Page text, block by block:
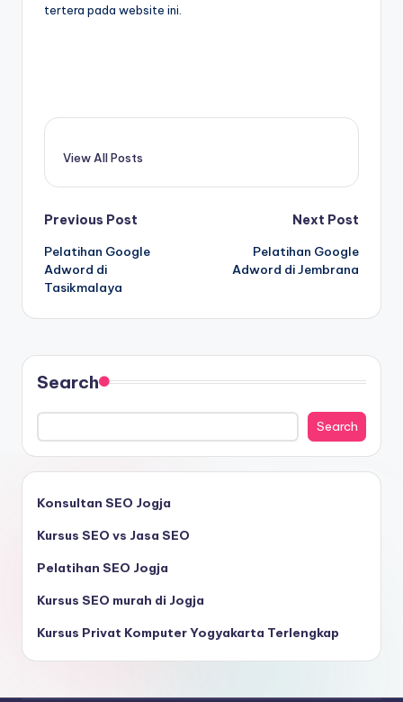
tertera pada website ini.
View All Posts
Previous Post
Pelatihan Google
Adword di
Tasikmalaya
Next Post
Pelatihan Google
Adword di Jembrana
Search
Search
Konsultan SEO Jogja
Kursus SEO vs Jasa SEO
Pelatihan SEO Jogja
Kursus SEO murah di Jogja
Kursus Privat Komputer Yogyakarta Terlengkap